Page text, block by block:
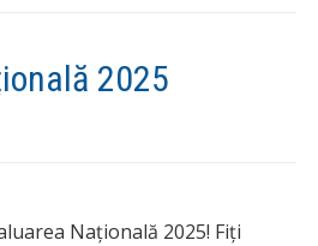
2025
Națională 2025! Fiți